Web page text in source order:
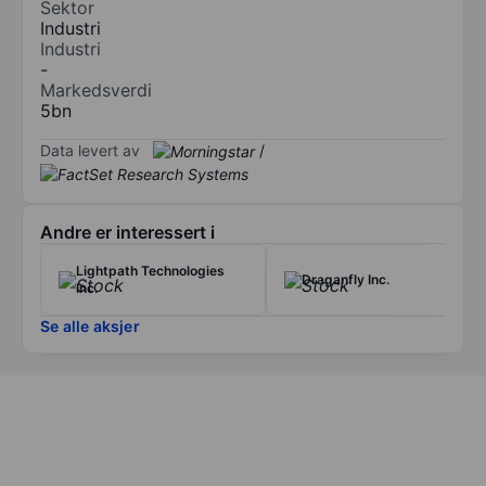
Sektor
Industri
Industri
-
Markedsverdi
5bn
Data levert av /
Andre er interessert i
Lightpath Technologies
Inc.
Draganfly Inc.
Se alle aksjer